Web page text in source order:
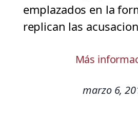
emplazados en la
replican las
Más
marzo 6,